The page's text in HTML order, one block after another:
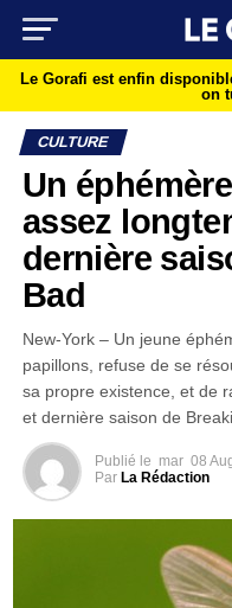
Le Gorafi est enfin
on
CULTURE
Un
assez
dernière
Bad
New-York – Un jeune
papillons, refuse de se
sa propre existence, et de
et dernière saison de
Publié le mar 08
Par La Rédaction